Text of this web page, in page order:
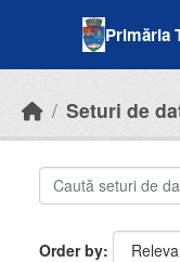
Primăria
Seturi de
Order by